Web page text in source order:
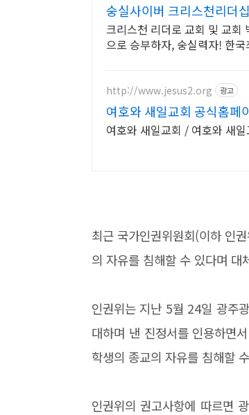
숭실사이버 크리스천리더
크리스천 리더로 교회 및 교회
으로 승부하자, 숭실력자! 한
http://www.jesus2.org 광고
여호와 새일교회 공식홈페
여호와 새일교회 / 여호와 새
최근 국가인권위원회(이하 인
의 자유를 침해할 수 있다며 대
인권위는 지난 5월 24일 광주
대하며 낸 진정서를 인용하면
학생의 종교의 자유를 침해할
인권위의 권고사항에 따르면